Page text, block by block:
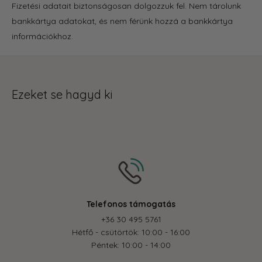
Fizetési adatait biztonságosan dolgozzuk fel. Nem tárolunk
bankkártya adatokat, és nem férünk hozzá a bankkártya
információkhoz.
Ezeket se hagyd ki
Biztonságos fizetés
Az online fizetés biztonságos körülmények között
feldolgozásra.